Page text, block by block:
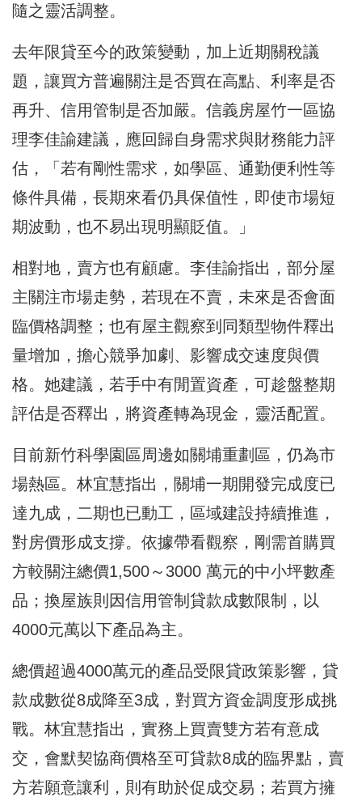
隨之靈活調整。
去年限貸至今的政策變動，加上近期關稅議
題，讓買方普遍關注是否買在高點、利率是否
再升、信用管制是否加嚴。信義房屋竹一區協
理李佳諭建議，應回歸自身需求與財務能力評
估，「若有剛性需求，如學區、通勤便利性等
條件具備，長期來看仍具保值性，即使市場短
期波動，也不易出現明顯貶值。」
相對地，賣方也有顧慮。李佳諭指出，部分屋
主關注市場走勢，若現在不賣，未來是否會面
臨價格調整；也有屋主觀察到同類型物件釋出
量增加，擔心競爭加劇、影響成交速度與價
格。她建議，若手中有閒置資產，可趁盤整期
評估是否釋出，將資產轉為現金，靈活配置。
目前新竹科學園區周邊如關埔重劃區，仍為市
場熱區。林宜慧指出，關埔一期開發完成度已
達九成，二期也已動工，區域建設持續推進，
對房價形成支撐。依據帶看觀察，剛需首購買
方較關注總價1,500～3000 萬元的中小坪數產
品；換屋族則因信用管制貸款成數限制，以
4000元萬以下產品為主。
總價超過4000萬元的產品受限貸政策影響，貸
款成數從8成降至3成，對買方資金調度形成挑
戰。林宜慧指出，實務上買賣雙方若有意成
交，會默契協商價格至可貸款8成的臨界點，賣
方若願意讓利，則有助於促成交易；若買方擁